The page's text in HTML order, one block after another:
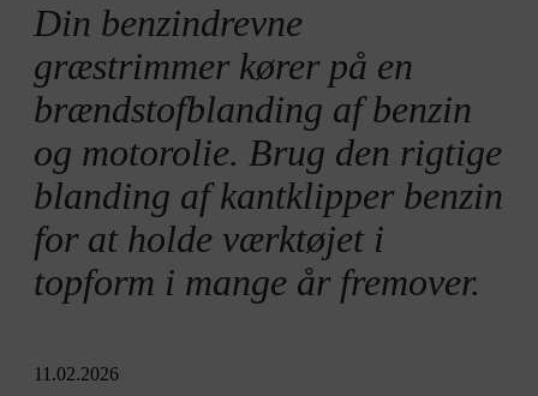
Din benzindrevne
græstrimmer kører på en
brændstofblanding af benzin
og motorolie. Brug den rigtige
blanding af kantklipper benzin
for at holde værktøjet i
topform i mange år fremover.
11.02.2026
Brændstofblanding: STIHL MotoMix